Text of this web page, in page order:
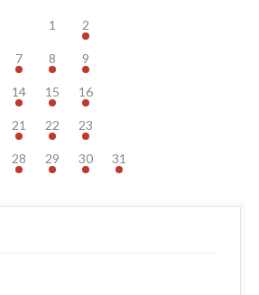
1 2
7 8 9
14 15 16
21 22 23
28 29 30 31